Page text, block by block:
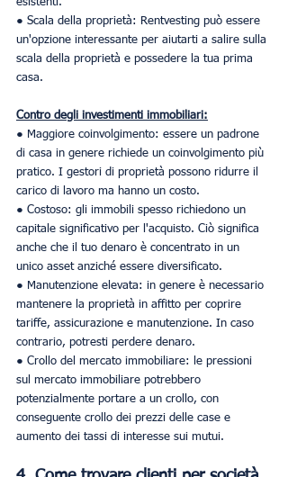
esistenti.
● Scala della proprietà: Rentvesting può essere
un'opzione interessante per aiutarti a salire sulla
scala della proprietà e possedere la tua prima
casa.
Contro degli investimenti immobiliari:
● Maggiore coinvolgimento: essere un padrone
di casa in genere richiede un coinvolgimento più
pratico. I gestori di proprietà possono ridurre il
carico di lavoro ma hanno un costo.
● Costoso: gli immobili spesso richiedono un
capitale significativo per l'acquisto. Ciò significa
anche che il tuo denaro è concentrato in un
unico asset anziché essere diversificato.
● Manutenzione elevata: in genere è necessario
mantenere la proprietà in affitto per coprire
tariffe, assicurazione e manutenzione. In caso
contrario, potresti perdere denaro.
● Crollo del mercato immobiliare: le pressioni
sul mercato immobiliare potrebbero
potenzialmente portare a un crollo, con
conseguente crollo dei prezzi delle case e
aumento dei tassi di interesse sui mutui.